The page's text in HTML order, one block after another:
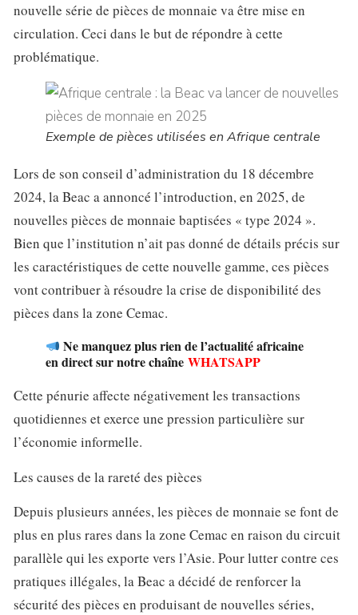
nouvelle série de pièces de monnaie va être mise en
circulation. Ceci dans le but de répondre à cette
problématique.
Exemple de pièces utilisées en Afrique centrale
Lors de son conseil d’administration du 18 décembre
2024, la Beac a annoncé l’introduction, en 2025, de
nouvelles pièces de monnaie baptisées « type 2024 ».
Bien que l’institution n’ait pas donné de détails précis sur
les caractéristiques de cette nouvelle gamme, ces pièces
vont contribuer à résoudre la crise de disponibilité des
pièces dans la zone Cemac.
Ne manquez plus rien de l’actualité africaine
en direct sur notre chaîne WHATSAPP
Cette pénurie affecte négativement les transactions
quotidiennes et exerce une pression particulière sur
l’économie informelle.
Les causes de la rareté des pièces
Depuis plusieurs années, les pièces de monnaie se font de
plus en plus rares dans la zone Cemac en raison du circuit
parallèle qui les exporte vers l’Asie. Pour lutter contre ces
pratiques illégales, la Beac a décidé de renforcer la
sécurité des pièces en produisant de nouvelles séries,